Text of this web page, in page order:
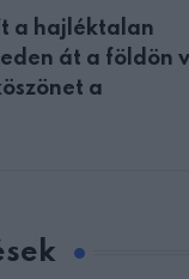
a hajléktalan
át a földön
a